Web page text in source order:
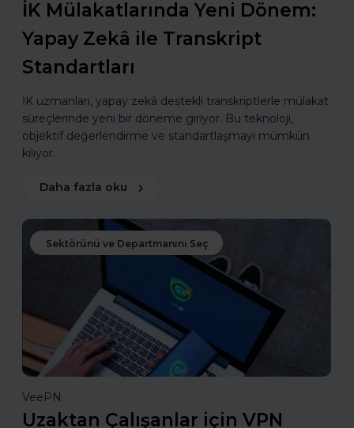
İK Mülakatlarında Yeni Dönem:
Yapay Zekâ ile Transkript
Standartları
İK uzmanları, yapay zekâ destekli transkriptlerle mülakat
süreçlerinde yeni bir döneme giriyor. Bu teknoloji,
objektif değerlendirme ve standartlaşmayı mümkün
kılıyor.
Daha fazla oku
Sektörünü ve Departmanını Seç
VeePN
Uzaktan Çalışanlar için VPN